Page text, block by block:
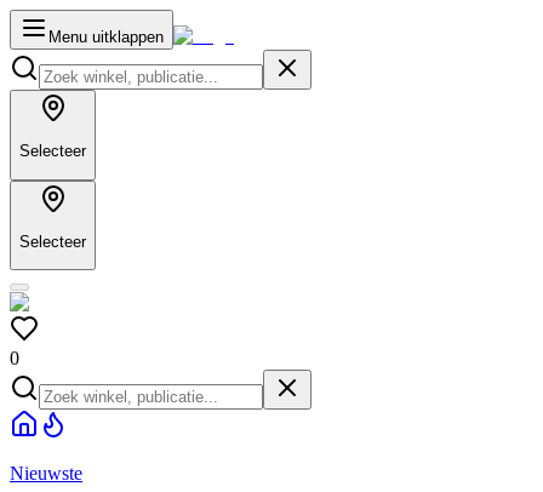
Menu uitklappen
Selecteer
Selecteer
0
Nieuwste